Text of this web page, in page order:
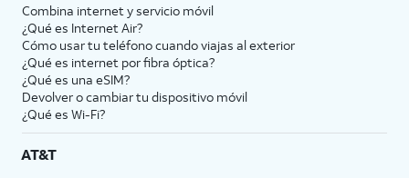
Combina internet y servicio móvil
¿Qué es Internet Air?
Cómo usar tu teléfono cuando viajas al exterior
¿Qué es internet por fibra óptica?
¿Qué es una eSIM?
Devolver o cambiar tu dispositivo móvil
¿Qué es Wi-Fi?
AT&T